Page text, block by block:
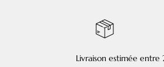
Livraison estimée entre